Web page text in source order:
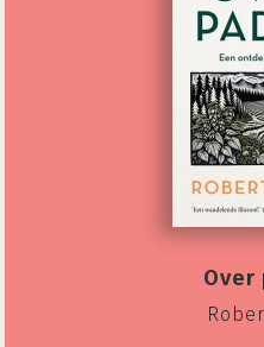
Over